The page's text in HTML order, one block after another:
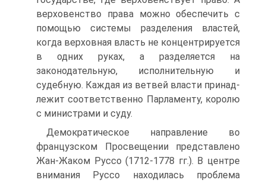
верховенство права можно обеспечить с
помощью системы разделения вла­стей,
когда верховная власть не концентрируется
в одних руках, а разделяется на
законодательную, исполнительную и
судебную. Каждая из ветвей власти принад­
лежит соответственно Парламенту, королю
с министрами и суду.
Демократическое направление во
французском Просвещении представлено
Жан-Жаком Руссо (1712-1778 гг.). В центре
внимания Руссо находилась проблема